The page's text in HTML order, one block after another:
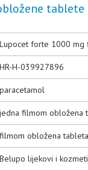
tablete
Lupocet forte 1000
HR-H-039927896
paracetamol
jedna filmom obložena
filmom obložena tableta
Belupo lijekovi i